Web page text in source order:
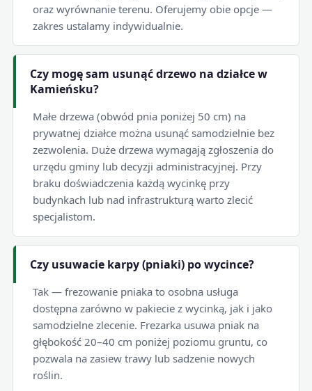
oraz wyrównanie terenu. Oferujemy obie opcje —
zakres ustalamy indywidualnie.
Czy mogę sam usunąć drzewo na działce w
Kamieńsku?
Małe drzewa (obwód pnia poniżej 50 cm) na
prywatnej działce można usunąć samodzielnie bez
zezwolenia. Duże drzewa wymagają zgłoszenia do
urzędu gminy lub decyzji administracyjnej. Przy
braku doświadczenia każdą wycinkę przy
budynkach lub nad infrastrukturą warto zlecić
specjalistom.
Czy usuwacie karpy (pniaki) po wycince?
Tak — frezowanie pniaka to osobna usługa
dostępna zarówno w pakiecie z wycinką, jak i jako
samodzielne zlecenie. Frezarka usuwa pniak na
głębokość 20–40 cm poniżej poziomu gruntu, co
pozwala na zasiew trawy lub sadzenie nowych
roślin.